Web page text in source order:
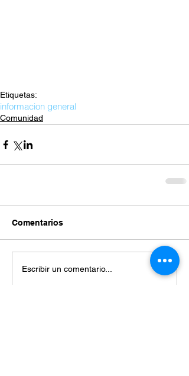
Etiquetas:
informacion general
Comunidad
Comentarios
Escribir un comentario...